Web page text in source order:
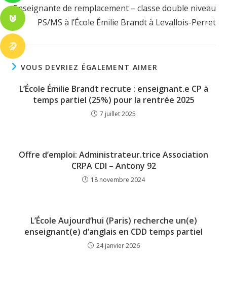
Enseignante de remplacement – classe double niveau
PS/MS à l’École Émilie Brandt à Levallois-Perret
VOUS DEVRIEZ ÉGALEMENT AIMER
L’École Émilie Brandt recrute : enseignant.e CP à
temps partiel (25%) pour la rentrée 2025
7 juillet 2025
Offre d’emploi: Administrateur.trice Association
CRPA CDI – Antony 92
18 novembre 2024
L’École Aujourd’hui (Paris) recherche un(e)
enseignant(e) d’anglais en CDD temps partiel
24 janvier 2026